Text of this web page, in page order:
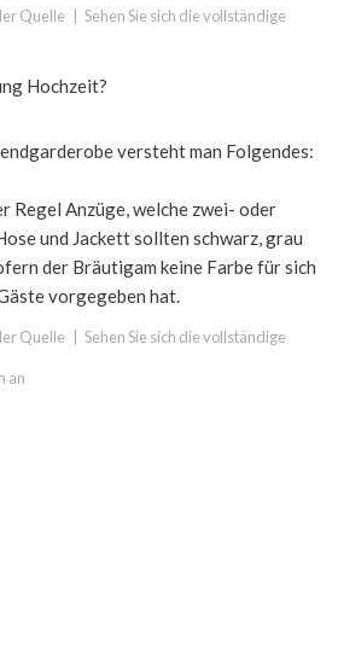
Quelle Sehen Sie sich die vollständige
Hochzeit?
versteht man Folgendes:
Regel Anzüge, welche zwei- oder
und Jackett sollten schwarz, grau
der Bräutigam keine Farbe für sich
vorgegeben hat.
Quelle Sehen Sie sich die vollständige
an